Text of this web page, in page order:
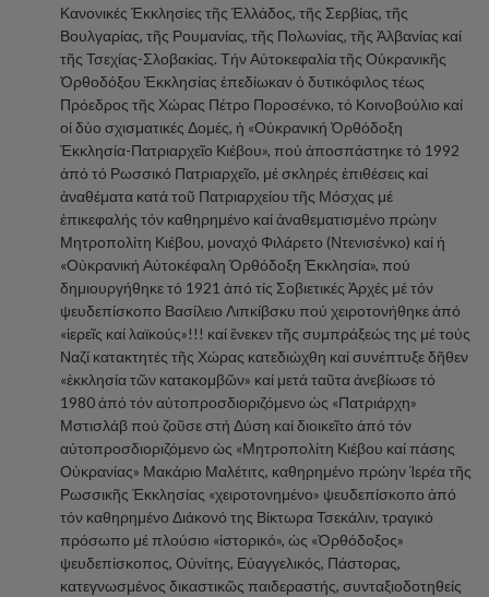
Κανονικές Ἐκκλησίες τῆς Ἑλλάδος, τῆς Σερβίας, τῆς
Βουλγαρίας, τῆς Ρουμανίας, τῆς Πολωνίας, τῆς Ἀλβανίας καί
τῆς Τσεχίας-Σλοβακίας. Τήν Αὐτοκεφαλία τῆς Οὐκρανικῆς
Ὀρθοδόξου Ἐκκλησίας ἐπεδίωκαν ὁ δυτικόφιλος τέως
Πρόεδρος τῆς Χώρας Πέτρο Ποροσένκο, τό Κοινοβούλιο καί
οἱ δύο σχισματικές Δομές, ἡ «Οὐκρανική Ὀρθόδοξη
Ἐκκλησία-Πατριαρχεῖο Κιέβου», πού ἀποσπάστηκε τό 1992
ἀπό τό Ρωσσικό Πατριαρχεῖο, μέ σκληρές ἐπιθέσεις καί
ἀναθέματα κατά τοῦ Πατριαρχείου τῆς Μόσχας μέ
ἐπικεφαλής τόν καθηρημένο καί ἀναθεματισμένο πρώην
Μητροπολίτη Κιέβου, μοναχό Φιλάρετο (Ντενισένκο) καί ἡ
«Οὐκρανική Αὐτοκέφαλη Ὀρθόδοξη Ἐκκλησία», πού
δημιουργήθηκε τό 1921 ἀπό τίς Σοβιετικές Ἀρχές μέ τόν
ψευδεπίσκοπο Βασίλειο Λιπκίβσκυ πού χειροτονήθηκε ἀπό
«ἱερεῖς καί λαϊκούς»!!! καί ἕνεκεν τῆς συμπράξεώς της μέ τούς
Ναζί κατακτητές τῆς Χώρας κατεδιώχθη καί συνέπτυξε δῆθεν
«ἐκκλησία τῶν κατακομβῶν» καί μετά ταῦτα ἀνεβίωσε τό
1980 ἀπό τόν αὐτοπροσδιοριζόμενο ὡς «Πατριάρχη»
Μστισλάβ πού ζοῦσε στή Δύση καί διοικεῖτο ἀπό τόν
αὐτοπροσδιοριζόμενο ὡς «Μητροπολίτη Κιέβου καί πάσης
Οὐκρανίας» Μακάριο Μαλέτιτς, καθηρημένο πρώην Ἱερέα τῆς
Ρωσσικῆς Ἐκκλησίας «χειροτονημένο» ψευδεπίσκοπο ἀπό
τόν καθηρημένο Διάκονό της Βίκτωρα Τσεκάλιν, τραγικό
πρόσωπο μέ πλούσιο «ἱστορικό», ὡς «Ὀρθόδοξος»
ψευδεπίσκοπος, Οὐνίτης, Εὐαγγελικός, Πάστορας,
κατεγνωσμένος δικαστικῶς παιδεραστής, συνταξιοδοτηθείς